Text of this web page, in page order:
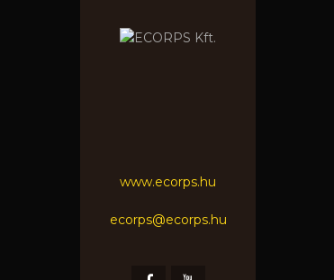
www.ecorps.hu
ecorps@ecorps.hu